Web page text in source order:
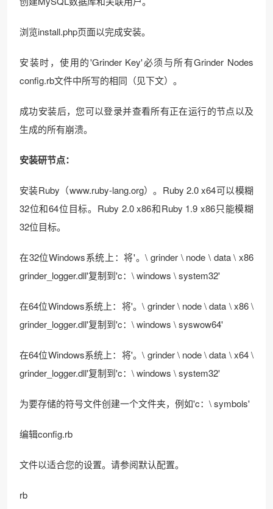
浏览install.php页面以完成安装。
安装时，使用的'Grinder Key'必须与所有Grinder Nodes
config.rb文件中所写的相同（见下文）。
成功安装后，您可以登录并查看所有正在运行的节点以及
生成的所有崩溃。
安装研节点：
安装Ruby（www.ruby-lang.org）。Ruby 2.0 x64可以模糊
32位和64位目标。Ruby 2.0 x86和Ruby 1.9 x86只能模糊
32位目标。
在32位Windows系统上：将'。\ grinder \ node \ data \ x86
grinder_logger.dll'复制到'c：\ windows \ system32'
在64位Windows系统上：将'。\ grinder \ node \ data \ x86 \
grinder_logger.dll'复制到'c：\ windows \ syswow64'
在64位Windows系统上：将'。\ grinder \ node \ data \ x64 \
grinder_logger.dll'复制到'c：\ windows \ system32'
为要存储的符号文件创建一个文件夹，例如'c：\ symbols'
编辑config.rb
文件以适合您的设置。请参阅默认配置。
rb